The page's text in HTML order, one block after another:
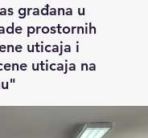
građana u
prostornih
uticaja i
uticaja na